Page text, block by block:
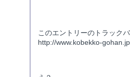
このエントリーのトラック
http://www.kobekko-